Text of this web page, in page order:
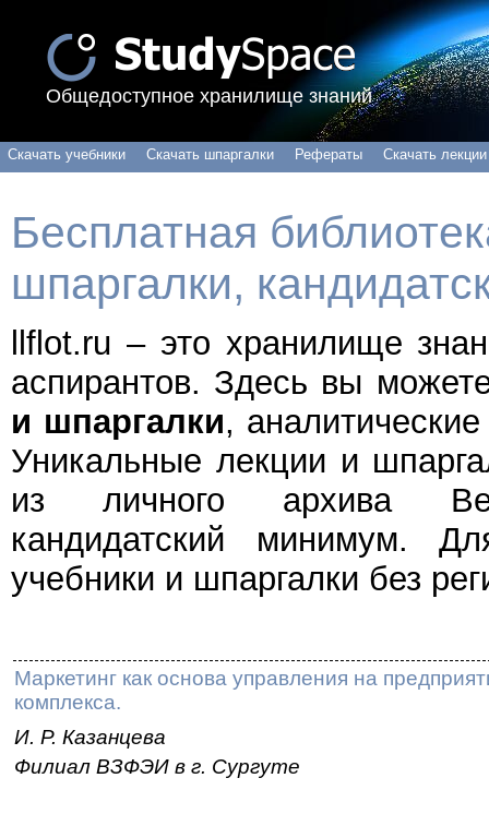
Общедоступное хранилище знаний
Скачать учебники Скачать шпаргалки Рефераты Скачать лекции
Бесплатная
шпаргалки,
llflot.ru – это хранилище
аспирантов. Здесь вы
и шпаргалки,
Уникальные лекции и
из личного архива
кандидатский минимум.
учебники и шпаргалки без
Маркетинг как основа управления на
комплекса.
И. Р. Казанцева
Филиал ВЗФЭИ в г. Сургуте